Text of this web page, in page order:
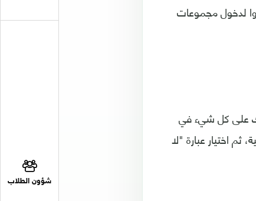
شؤون الطلاب
لدخول مجموعات
على كل شيء في
اختيار عبارة "لا